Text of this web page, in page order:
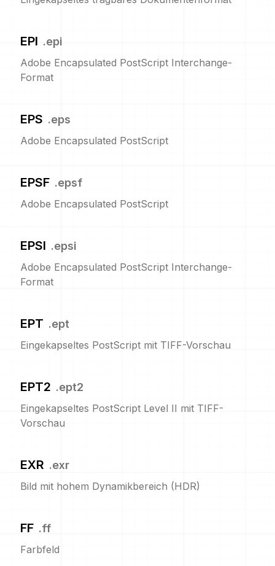
EPI .epi
Adobe Encapsulated PostScript Interchange-
Format
EPS .eps
Adobe Encapsulated PostScript
EPSF .epsf
Adobe Encapsulated PostScript
EPSI .epsi
Adobe Encapsulated PostScript Interchange-
Format
EPT .ept
Eingekapseltes PostScript mit TIFF-Vorschau
EPT2 .ept2
Eingekapseltes PostScript Level II mit TIFF-
Vorschau
EXR .exr
Bild mit hohem Dynamikbereich (HDR)
FF .ff
Farbfeld